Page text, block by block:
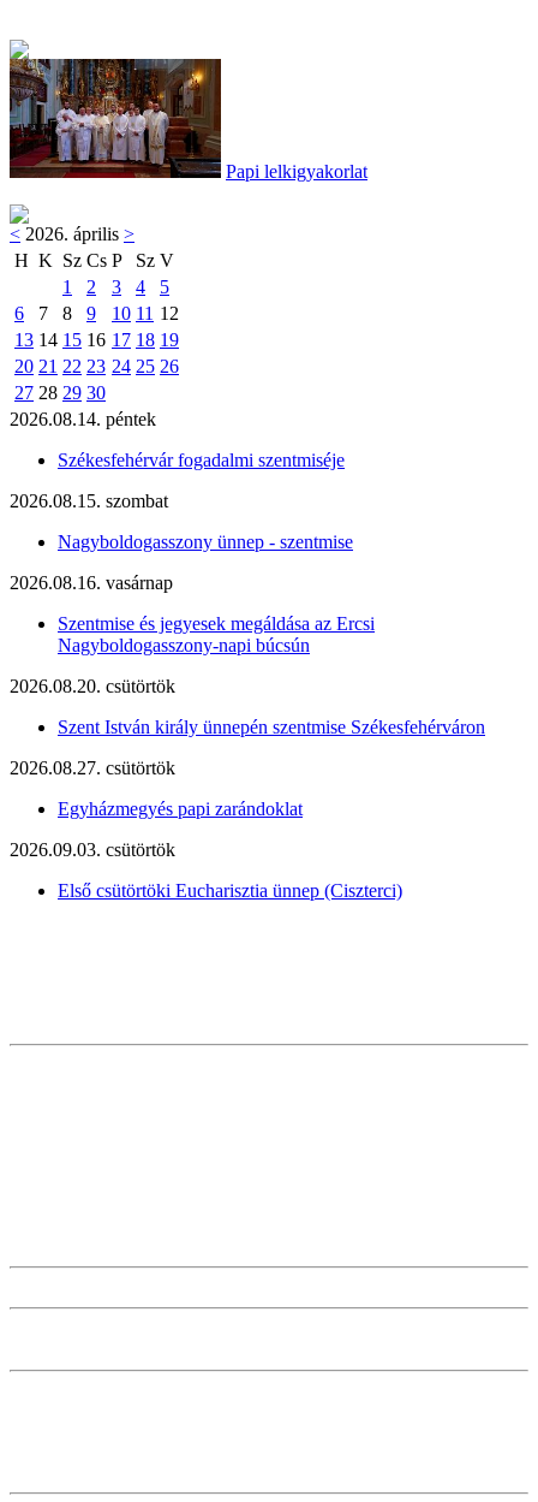
Papi lelkigyakorlat
< 2026. április >
H K Sz Cs P Sz V
1
2 3 4
5
6
7 8 9 10 11 12
13 14 15 16 17 18 19
20 21 22 23 24 25 26
27 28 29 30
2026.08.14. péntek
Székesfehérvár fogadalmi szentmiséje
2026.08.15. szombat
Nagyboldogasszony ünnep - szentmise
2026.08.16. vasárnap
Szentmise és jegyesek megáldása az Ercsi
Nagyboldogasszony-napi búcsún
2026.08.20. csütörtök
Szent István király ünnepén szentmise Székesfehérváron
2026.08.27. csütörtök
Egyházmegyés papi zarándoklat
2026.09.03. csütörtök
Első csütörtöki Eucharisztia ünnep (Ciszterci)